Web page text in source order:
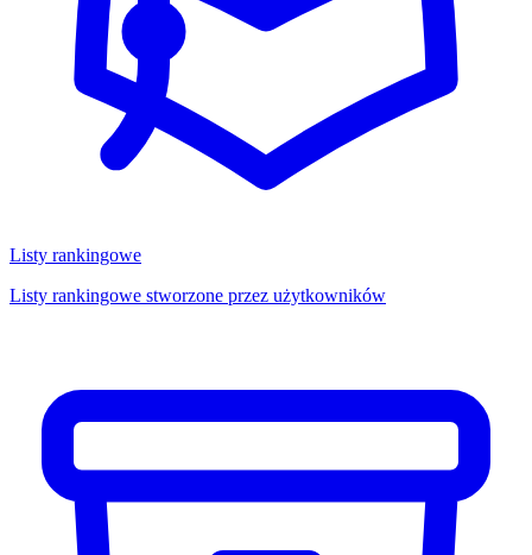
Listy rankingowe
Listy rankingowe stworzone przez użytkowników